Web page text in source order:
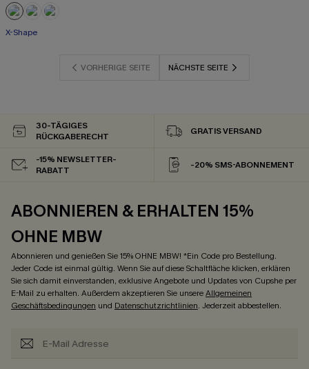
X-Shape
VORHERIGE SEITE NÄCHSTE SEITE
30-TÄGIGES
RÜCKGABERECHT
GRATIS VERSAND
-15% NEWSLETTER-
RABATT
-20% SMS-ABONNEMENT
ABONNIEREN & ERHALTEN 15%
OHNE MBW
Abonnieren und genießen Sie 15% OHNE MBW! *Ein Code pro Bestellung.
Jeder Code ist einmal gültig. Wenn Sie auf diese Schaltfläche klicken, erklären
Sie sich damit einverstanden, exklusive Angebote und Updates von Cupshe per
E-Mail zu erhalten. Außerdem akzeptieren Sie unsereAllgemeinen
Geschäftsbedingungen und Datenschutzrichtlinien. Jederzeit abbestellen.